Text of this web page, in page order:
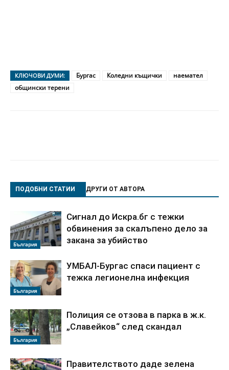
КЛЮЧОВИ ДУМИ: Бургас Коледни къщички
наемател
общински терени
ПОДОБНИ СТАТИИ ДРУГИ ОТ АВТОРА
България
Сигнал до Искра.бг с тежки
обвинения за скалъпено дело за
закана за убийство
България
УМБАЛ-Бургас спаси пациент с
тежка легионелна инфекция
България
Полиция се отзова в парка в ж.к.
„Славейков“ след скандал
Правителството даде зелена